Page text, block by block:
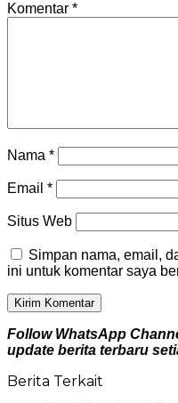
Komentar *
Nama *
Email *
Situs Web
Simpan nama, email,
ini untuk komentar saya
Follow WhatsApp
update berita terbaru
Berita Terkait